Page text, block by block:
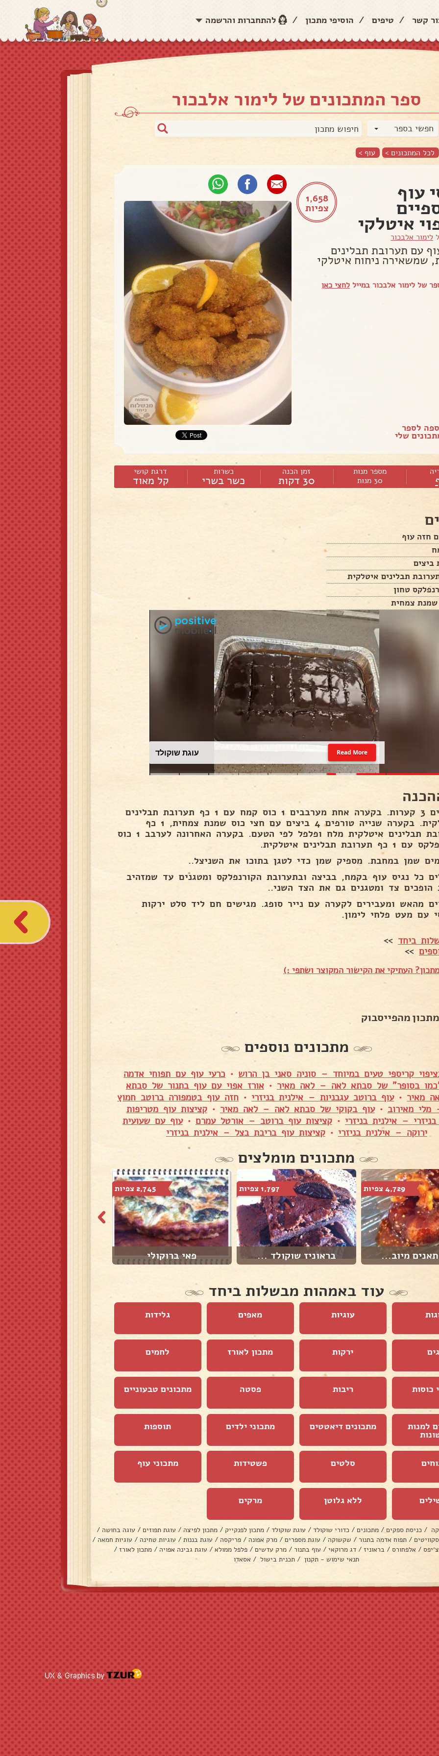
קשר / טיפים / הוסיפי מתכון / להתחברות והרשמה
ספר המתכונים של לימור אלבכור
חפשי בספר
לכל המתכונים > עוף >
1,658
צפיות
עוף
איטלקי
לימור אלבכור
עם תערובת תבלינים
שמשאירה ניחוח איטלקי
של לימור אלבכור במייל לחצי כאן
לספר
שלי
מספר מנות
30 מנות
זמן הכנה
30 דקות
כשרות
כשר בשרי
דרגת קושי
קל מאוד
שמנת צמחית
עוגת שוקולד Read More
מכינים 3 קערות. בקערה אחת מערבבים 1 כוס קמח עם 1 כף תערובת תבלינים
איטלקית. בקערה שנייה טורפים 4 ביצים עם חצי כוס שמנת צמחית, 1 כף
תערובת תבלינים איטלקית מלח ופלפל לפי הטעם. בקערה האחרונה לערבב 1 כוס
תערובת תבלינים איטלקית.
שמן במחבת. מספיק שמן כדי לטגן בתוכו את השניצל..
כל נגיס עוף בקמח, בביצה ובתערובת הקורנפלקס ומטגנים עד שמזהיב
הופכים צד ומטגנים גם את הצד השני..
מהאש ומעבירים לקערה עם נייר סופג. מגישים חם ליד סלט ירקות
עם מעט פלחי לימון.
ביחד >>
>>
העתיקי את הקישור המקוצר ושתפי :)
מהפייסבוק
מתכונים נוספים
קריספי טעים במיוחד – סוניה סאני בן הרוש • כרעי עוף עם תפוחי אדמה
בסופר" של סבתא לאה – לאה מאיר •אורז אפוי עם עוף בתנור של סבתא
מאיר •עוף ברוטב עגבניות – אילנית בניזרי • חזה עוף בטמפורה ברוטב חמוץ
מאירוב •עוף בקוקי של סבתא לאה – לאה מאיר •קציצות עוף מטריפות
– אילנית בניזרי •קציצות עוף ברוטב – אורטל עמרם •עוף עם שעועית
ירוקה – אילנית בניזרי •קציצות עוף בריבת בצל – אילנית בניזרי
מתכונים מומלצים
4,729 צפיות
מיוב...
1,797 צפיות
בראוניז שוקולד ...
2,745 צפיות
פאי ברוקולי
עוד באמהות מבשלות ביחד
עוגיות מאפים גלידות
ירקות מתכון לאורז לחמים
כוסות ריבות פסטה מתכונים טבעוניים
למנות מתכונים דיאטטים מתכוני ילדים תוספות
סלטים פשטידות מתכוני עוף
ללא גלוטן מרקים
/ כניסת ספקים / מתכונים / כדורי שוקולד / עוגת שוקולד / מתכון לפנקייק / מתכון לפיצה / עוגת תפוזים / עוגה בחושה /
/ תפוח אדמה בתנור / שקשוקה / עוגת מספרים / מרק אפונה / פריקסה / עוגת בננות / עוגיות טחינה / עוגיות חמאה /
/ אלפחורס / בראוניז / דג מרוקאי / עוף בתנור / מרק עדשים / פלפל ממולא / עוגת גבינה אפויה / מתכון לאורז /
תנאי שימוש - תקנון / תכנית בישול / אסאדו